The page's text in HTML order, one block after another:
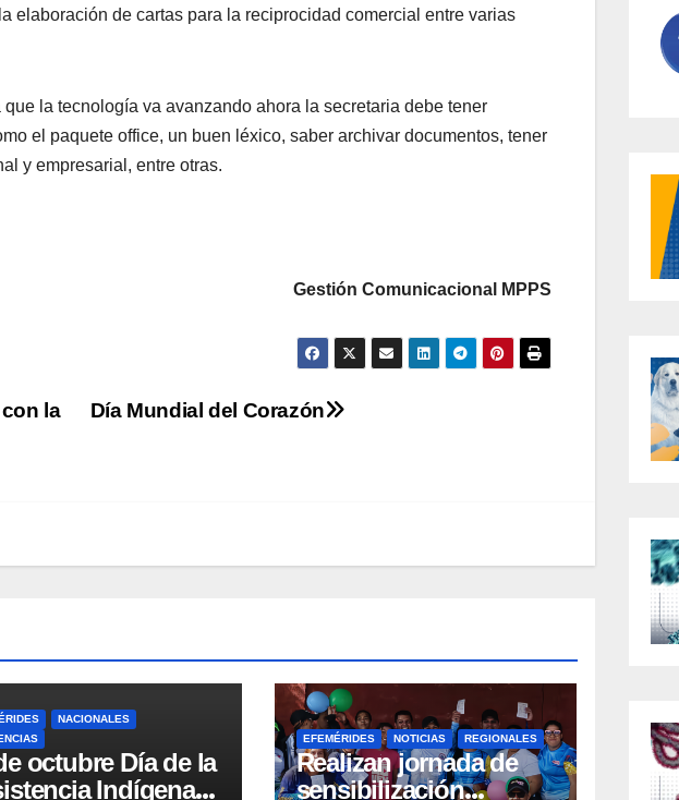
elaboración de cartas para la reciprocidad comercial entre varias
la tecnología va avanzando ahora la secretaria debe tener
el paquete office, un buen léxico, saber archivar documentos, tener
y empresarial, entre otras.
Gestión Comunicacional MPPS
Día Mundial del Corazón
la
NACIONALES
octubre Día de la
Indígena:
EFEMÉRIDES NOTICIAS REGIONALES
Realizan jornada de
sensibilización